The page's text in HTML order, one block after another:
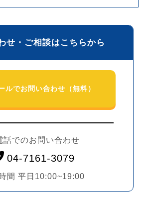
せ・ご相談はこちらから
ルでお問い合わせ（無料）
話でのお問い合わせ
04-7161-3079
間 平日10:00~19:00